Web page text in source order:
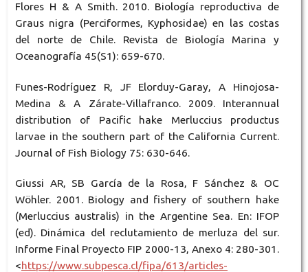
Flores H & A Smith. 2010. Biología reproductiva de
Graus nigra (Perciformes, Kyphosidae) en las costas
del norte de Chile. Revista de Biología Marina y
Oceanografía 45(S1): 659-670.
Funes-Rodríguez R, JF Elorduy-Garay, A Hinojosa-
Medina & A Zárate-Villafranco. 2009. Interannual
distribution of Pacific hake Merluccius productus
larvae in the southern part of the California Current.
Journal of Fish Biology 75: 630-646.
Giussi AR, SB García de la Rosa, F Sánchez & OC
Wöhler. 2001. Biology and fishery of southern hake
(Merluccius australis) in the Argentine Sea. En: IFOP
(ed). Dinámica del reclutamiento de merluza del sur.
Informe Final Proyecto FIP 2000-13, Anexo 4: 280-301.
<https://www.subpesca.cl/fipa/613/articles-